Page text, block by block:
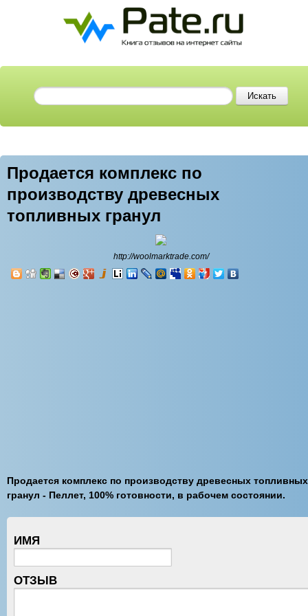
Продается комплекс по
производству древесных
топливных гранул
http://woolmarktrade.com/
Продается комплекс по производству древесных топливных
гранул - Пеллет, 100% готовности, в рабочем состоянии.
ИМЯ
ОТЗЫВ